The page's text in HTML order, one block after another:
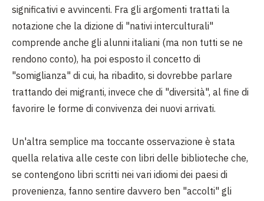
significativi e avvincenti. Fra gli argomenti trattati la
notazione che la dizione di "nativi interculturali"
comprende anche gli alunni italiani (ma non tutti se ne
rendono conto), ha poi esposto il concetto di
"somiglianza" di cui, ha ribadito, si dovrebbe parlare
trattando dei migranti, invece che di "diversità", al fine di
favorire le forme di convivenza dei nuovi arrivati.
Un'altra semplice ma toccante osservazione è stata
quella relativa alle ceste con libri delle biblioteche che,
se contengono libri scritti nei vari idiomi dei paesi di
provenienza, fanno sentire davvero ben "accolti" gli